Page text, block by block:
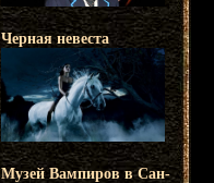
Черная невеста
Музей Вампиров в Сан-